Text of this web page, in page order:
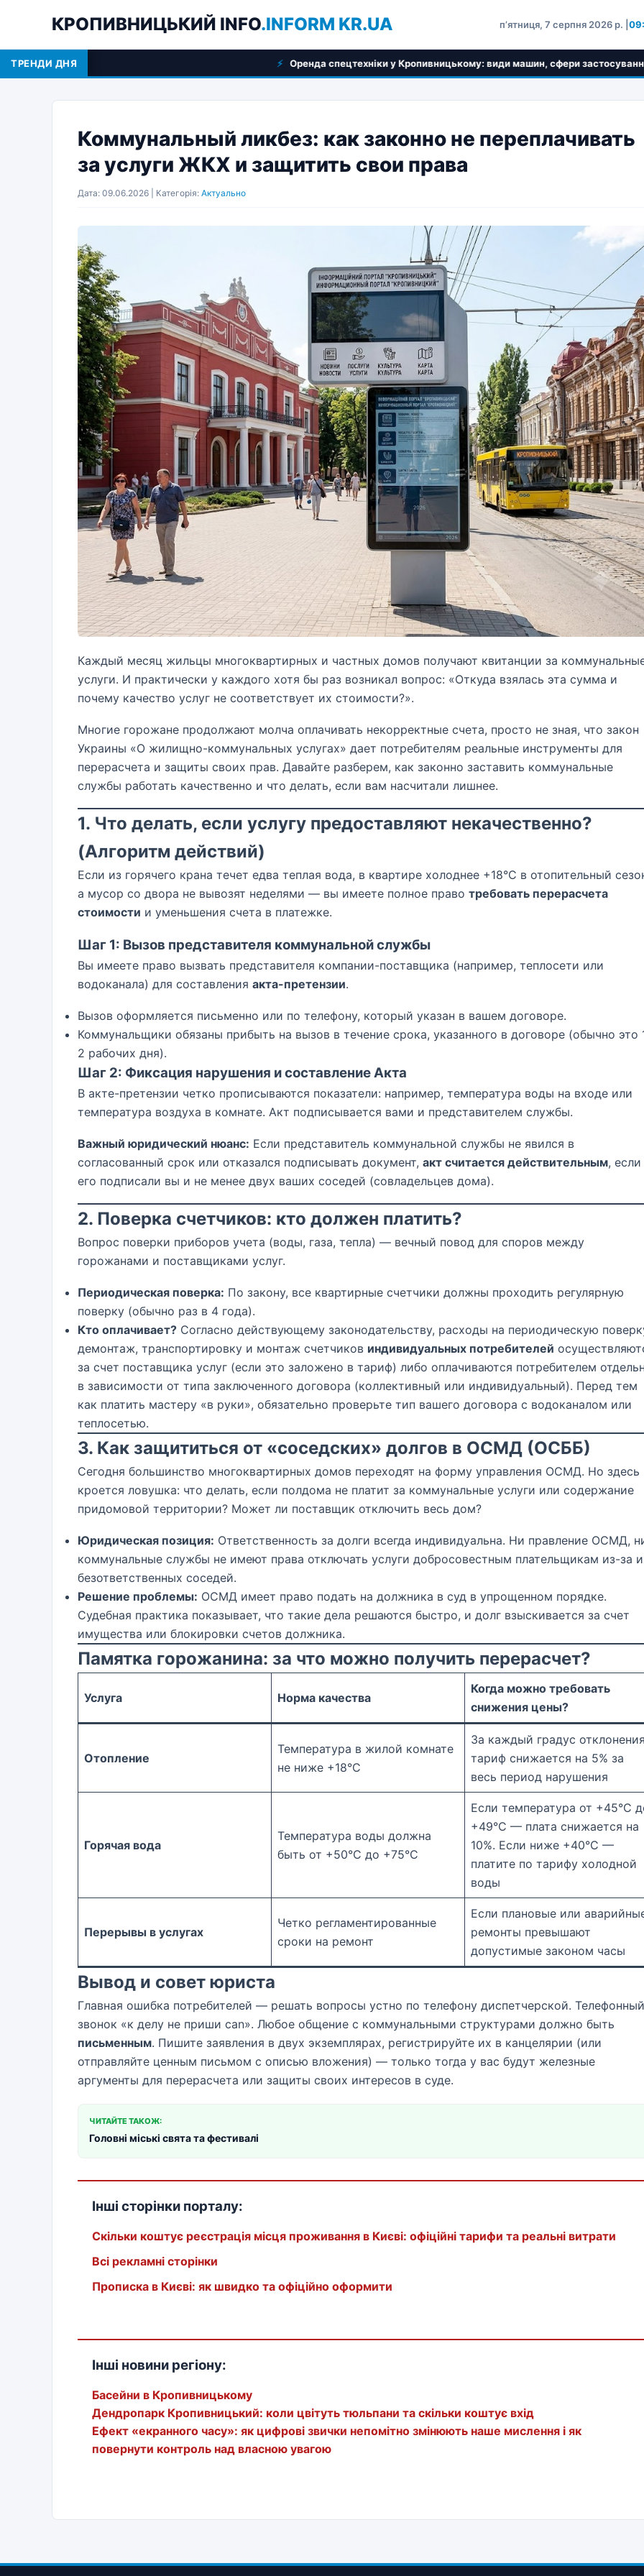
КРОПИВНИЦЬКИЙ INFO.INFORM KR.UA пʼятниця, 7 серпня 2026 р. |
ТРЕНДИ ДНЯ Оренда спецтехніки у Кропивницькому: види машин, сфери застосування та критерії вибору
Коммунальный ликбез: как законно не переплачивать
за услуги ЖКХ и защитить свои права
Дата: 09.06.2026 | Категорія: Актуально
Каждый месяц жильцы многоквартирных и частных домов получают квитанции за
услуги. И практически у каждого хотя бы раз возникал вопрос: «Откуда взялась эта сумма и
почему качество услуг не соответствует их стоимости?».
Многие горожане продолжают молча оплачивать некорректные счета, просто не зная, что закон
Украины «О жилищно-коммунальных услугах» дает потребителям реальные инструменты для
перерасчета и защиты своих прав. Давайте разберем, как законно заставить коммунальные
службы работать качественно и что делать, если вам насчитали лишнее.
1. Что делать, если услугу предоставляют некачественно?
(Алгоритм действий)
Если из горячего крана течет едва теплая вода, в квартире холоднее +18°C в отопительный
а мусор со двора не вывозят неделями — вы имеете полное право требовать перерасчета
стоимости и уменьшения счета в платежке.
Шаг 1: Вызов представителя коммунальной службы
Вы имеете право вызвать представителя компании-поставщика (например, теплосети или
водоканала) для составления акта-претензии.
Вызов оформляется письменно или по телефону, который указан в вашем договоре.
Коммунальщики обязаны прибыть на вызов в течение срока, указанного в договоре (обычно это
2 рабочих дня).
Шаг 2: Фиксация нарушения и составление Акта
В акте-претензии четко прописываются показатели: например, температура воды на входе или
температура воздуха в комнате. Акт подписывается вами и представителем службы.
Важный юридический нюанс: Если представитель коммунальной службы не явился в
согласованный срок или отказался подписывать документ, акт считается действительным, если
его подписали вы и не менее двух ваших соседей (совладельцев дома).
2. Поверка счетчиков: кто должен платить?
Вопрос поверки приборов учета (воды, газа, тепла) — вечный повод для споров между
горожанами и поставщиками услуг.
Периодическая поверка: По закону, все квартирные счетчики должны проходить регулярную
поверку (обычно раз в 4 года).
Кто оплачивает? Согласно действующему законодательству, расходы на периодическую
демонтаж, транспортировку и монтаж счетчиков индивидуальных потребителей
за счет поставщика услуг (если это заложено в тариф) либо оплачиваются потребителем
в зависимости от типа заключенного договора (коллективный или индивидуальный). Перед тем
как платить мастеру «в руки», обязательно проверьте тип вашего договора с водоканалом или
теплосетью.
3. Как защититься от «соседских» долгов в ОСМД (ОСББ)
Сегодня большинство многоквартирных домов переходят на форму управления ОСМД. Но здесь
кроется ловушка: что делать, если полдома не платит за коммунальные услуги или содержание
придомовой территории? Может ли поставщик отключить весь дом?
Юридическая позиция: Ответственность за долги всегда индивидуальна. Ни правление ОСМД,
коммунальные службы не имеют права отключать услуги добросовестным плательщикам из-за
безответственных соседей.
Решение проблемы: ОСМД имеет право подать на должника в суд в упрощенном порядке.
Судебная практика показывает, что такие дела решаются быстро, и долг взыскивается за счет
имущества или блокировки счетов должника.
Памятка горожанина: за что можно получить перерасчет?
Услуга Норма качества
Когда можно требовать
снижения цены?
Отопление
Температура в жилой комнате
не ниже +18°C
За каждый градус
тариф снижается на 5% за
весь период нарушения
Горячая вода
Температура воды должна
быть от +50°C до +75°C
Если температура от +45°C
+49°C — плата снижается на
10%. Если ниже +40°C —
платите по тарифу холодной
воды
Перерывы в услугах
Четко регламентированные
сроки на ремонт
Если плановые или
ремонты превышают
допустимые законом часы
Вывод и совет юриста
Главная ошибка потребителей — решать вопросы устно по телефону диспетчерской. Телефонный
звонок «к делу не приши can». Любое общение с коммунальными структурами должно быть
письменным. Пишите заявления в двух экземплярах, регистрируйте их в канцелярии (или
отправляйте ценным письмом с описью вложения) — только тогда у вас будут железные
аргументы для перерасчета или защиты своих интересов в суде.
ЧИТАЙТЕ ТАКОЖ:
Головні міські свята та фестивалі
Інші сторінки порталу:
Скільки коштує реєстрація місця проживання в Києві: офіційні тарифи та реальні витрати
Всі рекламні сторінки
Прописка в Києві: як швидко та офіційно оформити
Інші новини регіону:
Басейни в Кропивницькому
Дендропарк Кропивницький: коли цвітуть тюльпани та скільки коштує вхід
Ефект «екранного часу»: як цифрові звички непомітно змінюють наше мислення і як
повернути контроль над власною увагою